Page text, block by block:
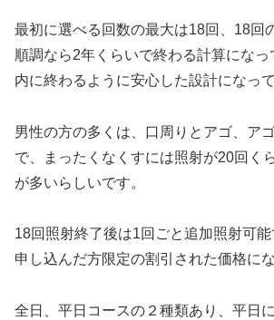
最初に選べる回数の最大は18回、18回
順調なら2年くらいで終わる計算にな
内に終わるように安心した設計になって
男性の方の多くは、口周りとアゴ、ア
で、まったくなくすには照射が20回く
が多いらしいです。
18回照射終了後は1回ごと追加照射可
申し込んだ方限定の割引された価格に
全日、平日コースの２種類あり、平日